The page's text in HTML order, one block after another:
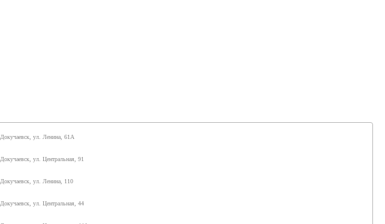
Докучаевск, ул. Ленина, 61А
Докучаевск, ул. Центральная, 91
Докучаевск, ул. Ленина, 110
Докучаевск, ул. Центральная, 44